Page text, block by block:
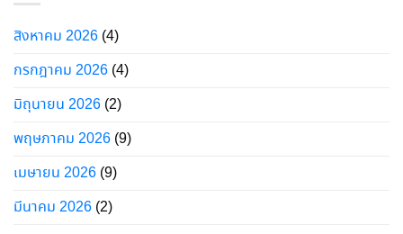
สิงหาคม 2026 (4)
กรกฎาคม 2026 (4)
มิถุนายน 2026 (2)
พฤษภาคม 2026 (9)
เมษายน 2026 (9)
มีนาคม 2026 (2)